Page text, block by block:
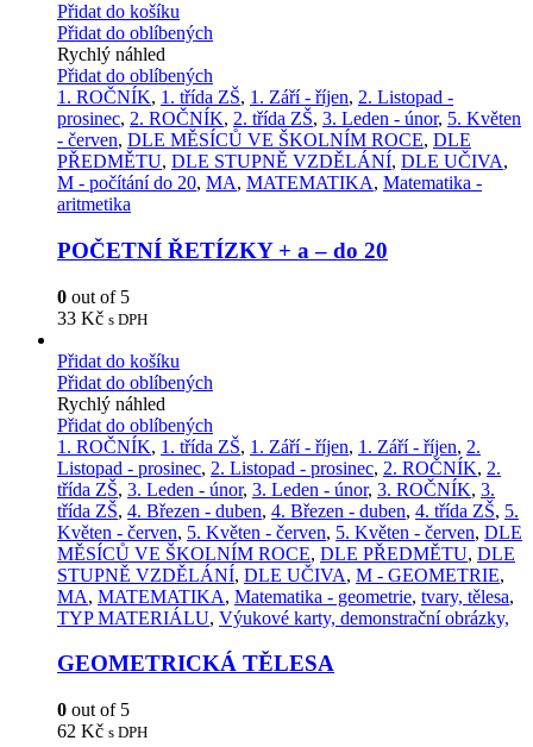
Přidat do košíku
Přidat do oblíbených
Rychlý náhled
Přidat do oblíbených
1. ROČNÍK, 1. třída ZŠ, 1. Září - říjen, 2. Listopad -
prosinec, 2. ROČNÍK, 2. třída ZŠ, 3. Leden - únor, 5. Květen
- červen, DLE MĚSÍCŮ VE ŠKOLNÍM ROCE, DLE
PŘEDMĚTU, DLE STUPNĚ VZDĚLÁNÍ, DLE UČIVA,
M - počítání do 20, MA, MATEMATIKA, Matematika -
aritmetika
POČETNÍ ŘETÍZKY + a – do 20
0 out of 5
33 Kč s DPH
Přidat do košíku
Přidat do oblíbených
Rychlý náhled
Přidat do oblíbených
1. ROČNÍK, 1. třída ZŠ, 1. Září - říjen, 1. Září - říjen, 2.
Listopad - prosinec, 2. Listopad - prosinec, 2. ROČNÍK, 2.
třída ZŠ, 3. Leden - únor, 3. Leden - únor, 3. ROČNÍK, 3.
třída ZŠ, 4. Březen - duben, 4. Březen - duben, 4. třída ZŠ, 5.
Květen - červen, 5. Květen - červen, 5. Květen - červen, DLE
MĚSÍCŮ VE ŠKOLNÍM ROCE, DLE PŘEDMĚTU, DLE
STUPNĚ VZDĚLÁNÍ, DLE UČIVA, M - GEOMETRIE,
MA, MATEMATIKA, Matematika - geometrie, tvary, tělesa,
TYP MATERIÁLU, Výukové karty, demonstrační obrázky,
GEOMETRICKÁ TĚLESA
0 out of 5
62 Kč s DPH